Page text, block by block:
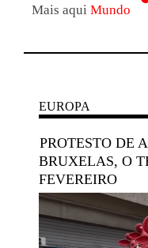
Mais aqui Mundo
EUROPA
PROTESTO DE
BRUXELAS, O
FEVEREIRO